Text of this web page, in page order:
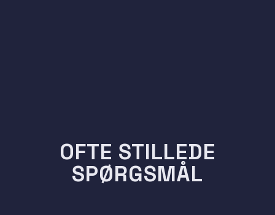
OFTE STILLEDE
SPØRGSMÅL